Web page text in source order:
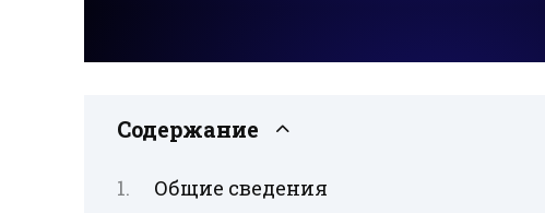
Содержание
Общие сведения